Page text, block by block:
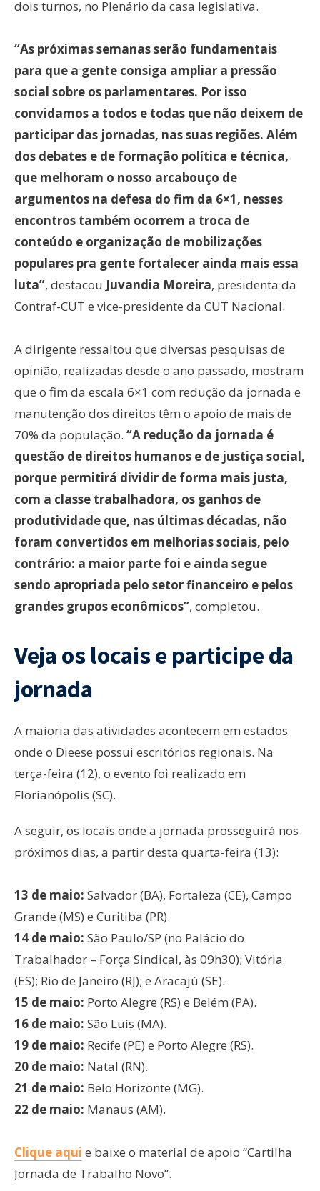
dois turnos, no Plenário da casa legislativa.
“As próximas semanas serão fundamentais
para que a gente consiga ampliar a pressão
social sobre os parlamentares. Por isso
convidamos a todos e todas que não deixem de
participar das jornadas, nas suas regiões. Além
dos debates e de formação política e técnica,
que melhoram o nosso arcabouço de
argumentos na defesa do fim da 6×1, nesses
encontros também ocorrem a troca de
conteúdo e organização de mobilizações
populares pra gente fortalecer ainda mais essa
luta”, destacou Juvandia Moreira, presidenta da
Contraf-CUT e vice-presidente da CUT Nacional.
A dirigente ressaltou que diversas pesquisas de
opinião, realizadas desde o ano passado, mostram
que o fim da escala 6×1 com redução da jornada e
manutenção dos direitos têm o apoio de mais de
70% da população. “A redução da jornada é
questão de direitos humanos e de justiça social,
porque permitirá dividir de forma mais justa,
com a classe trabalhadora, os ganhos de
produtividade que, nas últimas décadas, não
foram convertidos em melhorias sociais, pelo
contrário: a maior parte foi e ainda segue
sendo apropriada pelo setor financeiro e pelos
grandes grupos econômicos”, completou.
Veja os locais e participe da
jornada
A maioria das atividades acontecem em estados
onde o Dieese possui escritórios regionais. Na
terça-feira (12), o evento foi realizado em
Florianópolis (SC).
A seguir, os locais onde a jornada prosseguirá nos
próximos dias, a partir desta quarta-feira (13):
13 de maio: Salvador (BA), Fortaleza (CE), Campo
Grande (MS) e Curitiba (PR).
14 de maio: São Paulo/SP (no Palácio do
Trabalhador – Força Sindical, às 09h30); Vitória
(ES); Rio de Janeiro (RJ); e Aracajú (SE).
15 de maio: Porto Alegre (RS) e Belém (PA).
16 de maio: São Luís (MA).
19 de maio: Recife (PE) e Porto Alegre (RS).
20 de maio: Natal (RN).
21 de maio: Belo Horizonte (MG).
22 de maio: Manaus (AM).
Clique aqui e baixe o material de apoio “Cartilha
Jornada de Trabalho Novo”.